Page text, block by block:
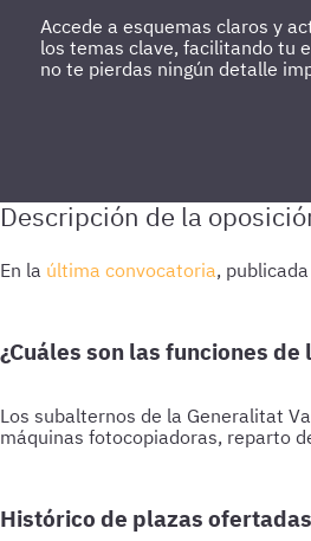
Accede a esquemas claros y
los temas clave, facilitando tu
no te pierdas ningún detalle
En la última convocatoria,
¿Cuáles son las funciones
Los subalternos de la Generalitat
máquinas fotocopiadoras, reparto
Histórico de plazas